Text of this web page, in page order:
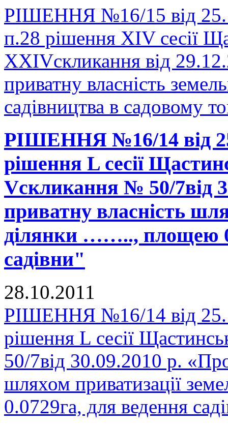
РІШЕННЯ №16/15 від
п.28 рішення ХIV сесії
XXIVскликання від
приватну власність
садівництва в
РІШЕННЯ №16/14 від
рішення L сесії
Vскликання № 50/7від
приватну власність
ділянки …….., площею
садівни"
28.10.2011
РІШЕННЯ №16/14 від
рішення L сесії
50/7від 30.09.2010 р.
шляхом приватизації
0.0729га, для ведення